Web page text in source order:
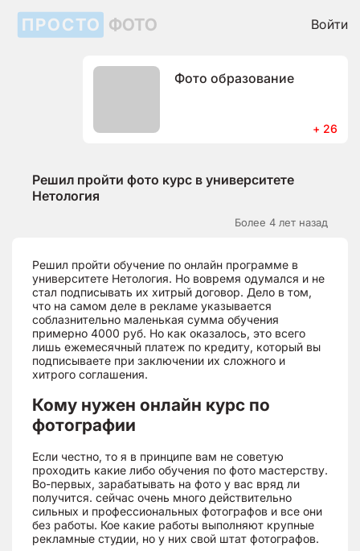
ПРОСТО ФОТО Войти
Фото образование
+ 26
Решил пройти фото курс в университете
Нетология
Более 4 лет назад
Решил пройти обучение по онлайн программе в
университете Нетология. Но вовремя одумался и не
стал подписывать их хитрый договор. Дело в том,
что на самом деле в рекламе указывается
соблазнительно маленькая сумма обучения
примерно 4000 руб. Но как оказалось, это всего
лишь ежемесячный платеж по кредиту, который вы
подписываете при заключении их сложного и
хитрого соглашения.
Кому нужен онлайн курс по
фотографии
Если честно, то я в принципе вам не советую
проходить какие либо обучения по фото мастерству.
Во-первых, зарабатывать на фото у вас вряд ли
получится. сейчас очень много действительно
сильных и профессиональных фотографов и все они
без работы. Кое какие работы выполняют крупные
рекламные студии, но у них свой штат фотографов.